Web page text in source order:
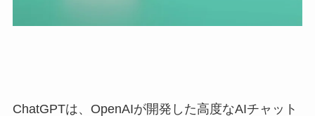
ChatGPTは、OpenAIが開発した高度なAIチャット